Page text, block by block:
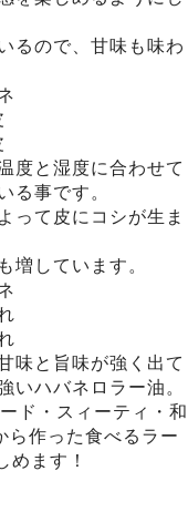
るので、甘味も味わ
度と湿度に合わせて
る事です。
って皮にコシが生ま
増しています。
味と旨味が強く出て
いハバネロラー油。
ド・スィーティ・和
ら作った食べるラー
めます！